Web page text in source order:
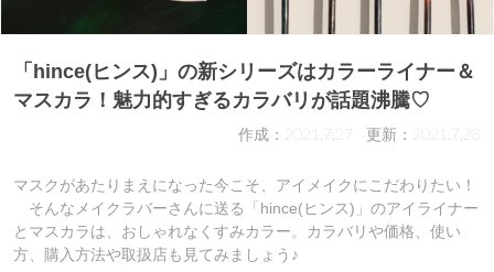
「hince(ヒンス)」の新シリーズはカラーライナー＆
マスカラ！魅力的すぎるカラバリが話題沸騰♡
作成：2021.7.27 更新：2021.7.28
マスクがあたりまえになった今こそ、アイメイクにこだわりたい！
そんなメイクラバーさんに送る「hince(ヒンス)」のアイライナー
とマスカラは、おしゃれなくすみカラー。カラバリや価格、使い
方、購入方法や取扱店も見てみましょう♪